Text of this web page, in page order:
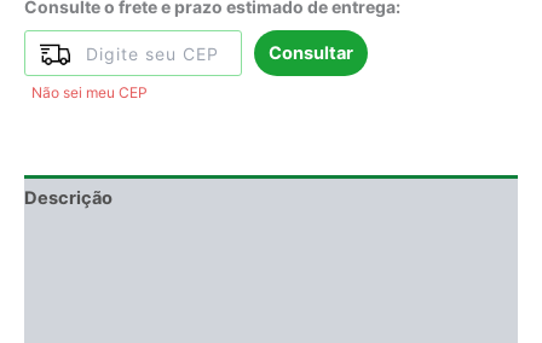
Consulte o frete e prazo estimado de entrega:
Consultar
Não sei meu CEP
Descrição